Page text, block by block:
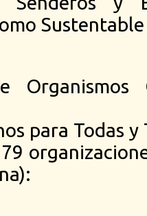
Sustentable
Organismos
para Todas y